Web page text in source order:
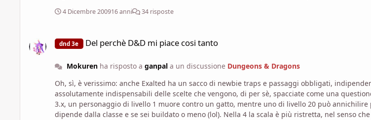
4 Dicembre 200916 anni 34 risposte
dnd 3e Del perchè D&D mi piace cosi tanto
Mokurenha risposto a ganpala un discussione Dungeons & Dragons
Oh, sì, è verissimo: anche Exalted ha un sacco di newbie traps e passaggi obbligati,
assolutamente indispensabili delle scelte che vengono, di per sè, spacciate come una questione di gusti. Solo che non mi piace. Dipende da cosa intendi per
3.x, un personaggio di livello 1 muore contro un gatto, mentre uno di livello 20 può
dipende dalla classe e se sei buildato o meno (lol). Nella 4 la scala è più ristretta, nel senso che non solo i numeri ma anche le possibilità immediate, di per sé, non sballano